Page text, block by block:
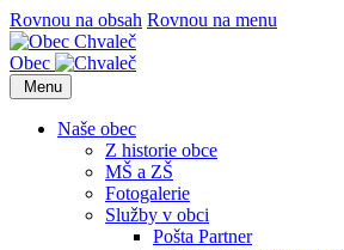
Rovnou na obsah Rovnou na menu
Obec
Menu
Naše obec
Z historie obce
MŠ a ZŠ
Fotogalerie
Služby v obci
Pošta Partner